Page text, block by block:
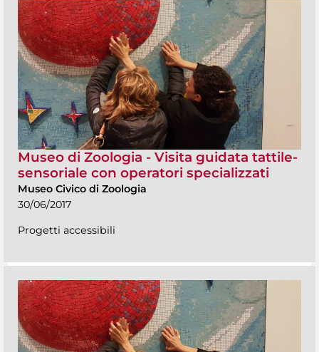
Museo di Zoologia - Visita guidata tattile-
sensoriale con operatori specializzati
Museo Civico di Zoologia
30/06/2017
Progetti accessibili